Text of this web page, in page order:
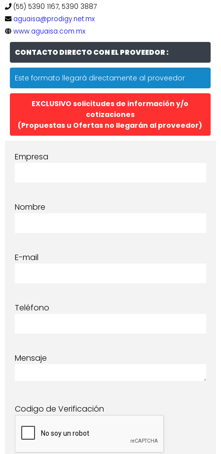
(55) 5390 1167, 5390 3887
aguaisa@prodigy.net.mx
www.aguaisa.com.mx
CONTACTO DIRECTO CON EL PROVEEDOR :
Este formato llegará directamente al proveedor
EXCLUSIVO solicitudes de información y/o
cotizaciones
(Propuestas u Ofertas no llegarán al proveedor)
Empresa
Nombre
E-mail
Teléfono
Mensaje
Codigo de Verificación